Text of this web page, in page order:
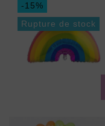
-15%
Rupture de stock